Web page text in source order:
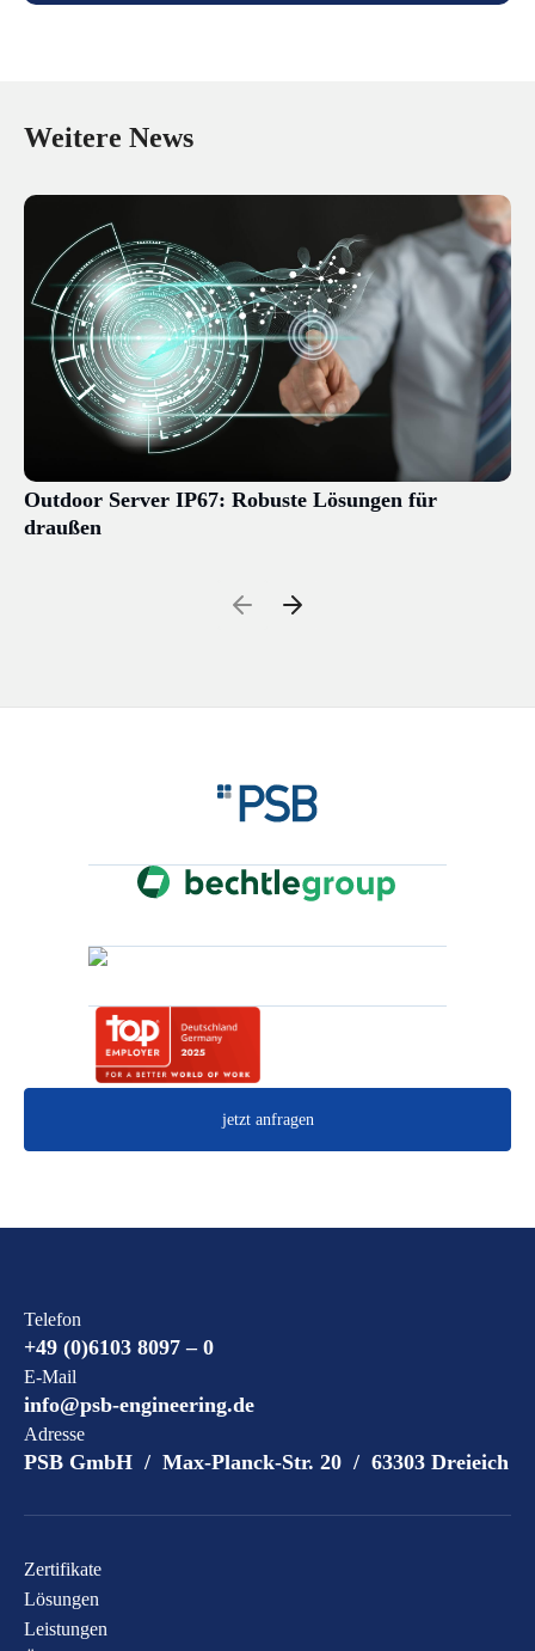
Weitere News
Outdoor Server IP67: Robuste Lösungen für
draußen
jetzt anfragen
Telefon
+49 (0)6103 8097 – 0
E-Mail
info@psb-engineering.de
Adresse
PSB GmbH / Max-Planck-Str. 20 / 63303 Dreieich
Zertifikate
Lösungen
Leistungen